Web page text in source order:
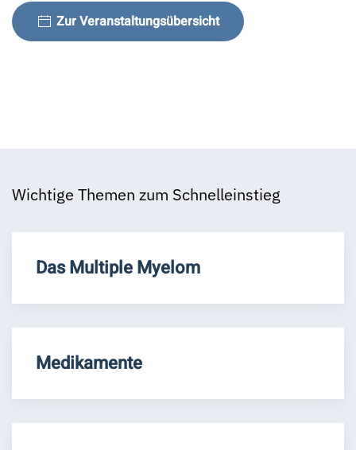
Zur Veranstaltungsübersicht
Wichtige Themen zum Schnelleinstieg
Das Multiple Myelom
Medikamente